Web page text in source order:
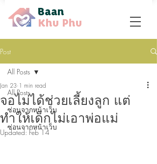
Baan
Khu Phu
Post
All Posts
ซ่อนจากหน้าเว็บ
ซ่อนจากหน้าเว็บ
All Posts
จอไม่ได้ช่วยเลี้ยงลูก แต่
ทำให้เด็กไม่เอาพ่อแม่
Jan 23 1 min read
Updated:Feb 14